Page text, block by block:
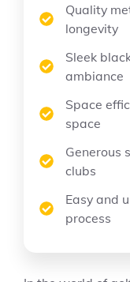
Quality
longevity
Sleek
ambiance
Space
space
Generous
clubs
Easy and
process